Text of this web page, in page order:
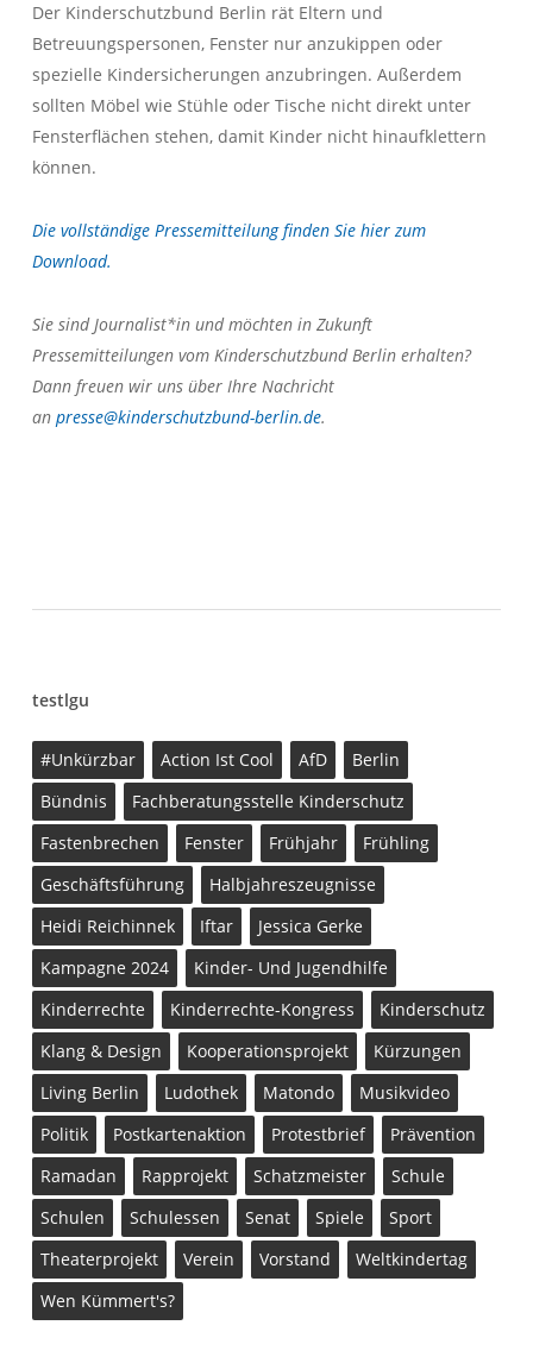
Der Kinderschutzbund Berlin rät Eltern und
Betreuungspersonen, Fenster nur anzukippen oder
spezielle Kindersicherungen anzubringen. Außerdem
sollten Möbel wie Stühle oder Tische nicht direkt unter
Fensterflächen stehen, damit Kinder nicht hinaufklettern
können.
Die vollständige Pressemitteilung finden Sie hier zum
Download.
Sie sind Journalist*in und möchten in Zukunft
Pressemitteilungen vom Kinderschutzbund Berlin erhalten?
Dann freuen wir uns über Ihre Nachricht
an presse@kinderschutzbund-berlin.de.
testlgu
#unkürzbar Action Ist Cool AfD
Berlin
Bündnis
Fachberatungsstelle Kinderschutz
Fastenbrechen
Fenster Frühjahr
Frühling
Geschäftsführung
Halbjahreszeugnisse
Heidi Reichinnek
Iftar
Jessica Gerke
Kampagne 2024
Kinder- Und Jugendhilfe
Kinderrechte
Kinderrechte-Kongress
Kinderschutz
Klang & Design
Kooperationsprojekt
Kürzungen
Living Berlin
Ludothek Matondo
Musikvideo
Politik
Postkartenaktion Protestbrief
Prävention
Ramadan
Rapprojekt Schatzmeister
Schule
Schulen
Schulessen Senat Spiele
Sport
Theaterprojekt
Verein Vorstand
Weltkindertag
Wen Kümmert's?